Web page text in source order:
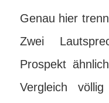
Genau hier
Zwei
Prospekt
Vergleich